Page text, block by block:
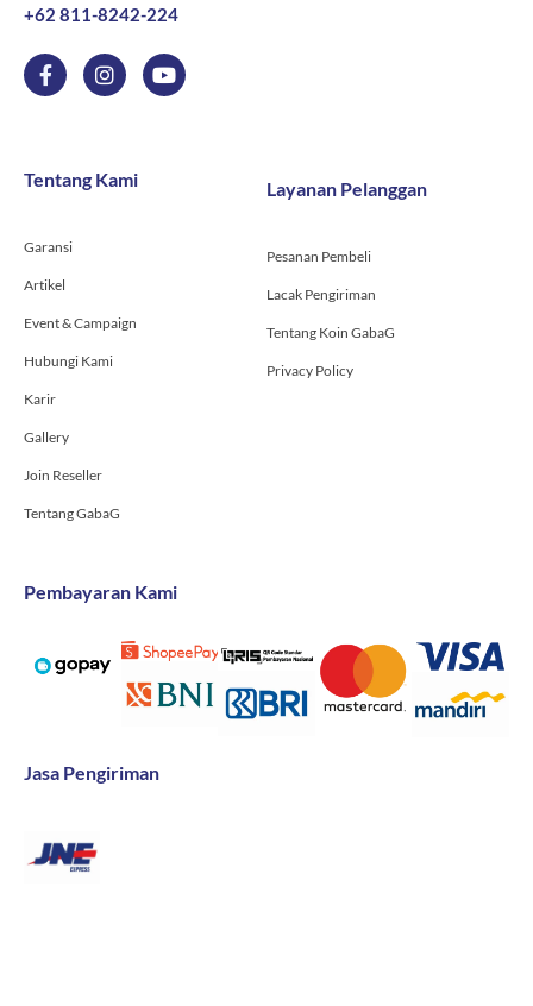
+62 811-8242-224
F
a
o
f
I
n
g
r
Y
o
Tentang Kami
Garansi
Artikel
Event & Campaign
Hubungi Kami
Karir
Gallery
Join Reseller
Tentang GabaG
Layanan Pelanggan
Pesanan Pembeli
Lacak Pengiriman
Tentang Koin GabaG
Privacy Policy
Pembayaran Kami
Jasa Pengiriman